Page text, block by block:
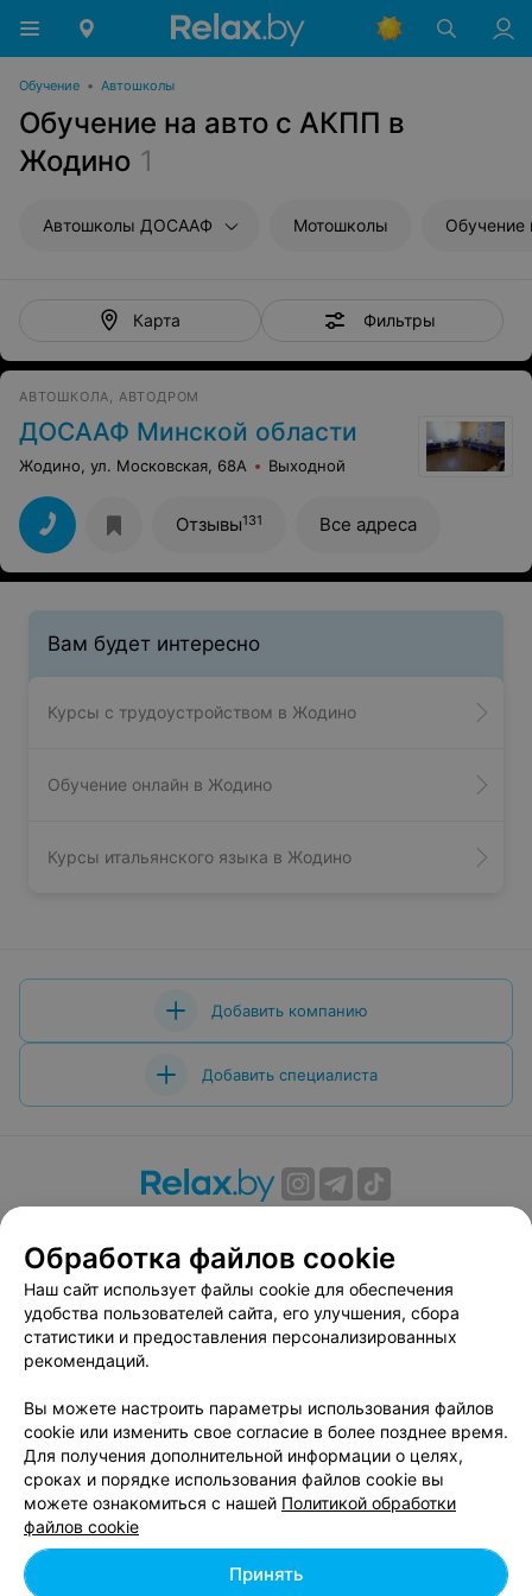
Обучение • Автошколы
Обучение на авто с АКПП в
Жодино 1
Автошколы ДОСААФ Мотошколы Обучение
Карта Фильтры
АВТОШКОЛА, АВТОДРОМ
ДОСААФ Минской области
Жодино, ул. Московская, 68А Выходной
Отзывы131 Все адреса
Вам будет интересно
Курсы с трудоустройством в Жодино
Обучение онлайн в Жодино
Курсы итальянского языка в Жодино
Добавить компанию
Добавить специалиста
Вакансии
Публичный договор
Способы оплаты
Публичный договор по использованию сервиса
«Афиша»
Пользовательское соглашение
Связаться по вопросам сотрудничества
Написать руководителю relax.by
Персональные настройки cookie
Обработка персональных данных
Обработка файлов cookie
Наш сайт использует файлы cookie для обеспечения
удобства пользователей сайта, его улучшения, сбора
статистики и предоставления персонализированных
рекомендаций.
Вы можете настроить параметры использования файлов
cookie или изменить свое согласие в более позднее время.
Для получения дополнительной информации о целях,
сроках и порядке использования файлов cookie вы
можете ознакомиться с нашей Политикой обработки
файлов cookie
Принять